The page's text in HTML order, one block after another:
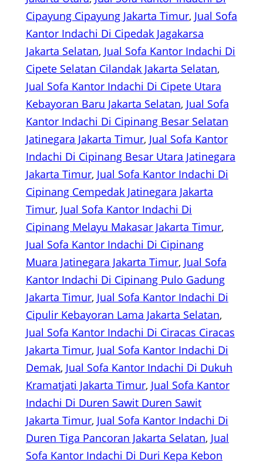
Cipayung Cipayung Jakarta Timur, Jual Sofa
Kantor Indachi Di Cipedak Jagakarsa
Jakarta Selatan, Jual Sofa Kantor Indachi Di
Cipete Selatan Cilandak Jakarta Selatan
Jual Sofa Kantor Indachi Di Cipete Utara
Kebayoran Baru Jakarta Selatan, Jual Sofa
Kantor Indachi Di Cipinang Besar Selatan
Jatinegara Jakarta Timur, Jual Sofa Kantor
Indachi Di Cipinang Besar Utara Jatinegara
Jakarta Timur, Jual Sofa Kantor Indachi Di
Cipinang Cempedak Jatinegara Jakarta
Timur, Jual Sofa Kantor Indachi Di
Cipinang Melayu Makasar Jakarta Timur
Jual Sofa Kantor Indachi Di Cipinang
Muara Jatinegara Jakarta Timur, Jual Sofa
Kantor Indachi Di Cipinang Pulo Gadung
Jakarta Timur, Jual Sofa Kantor Indachi Di
Cipulir Kebayoran Lama Jakarta Selatan
Jual Sofa Kantor Indachi Di Ciracas Ciracas
Jakarta Timur, Jual Sofa Kantor Indachi Di
Demak, Jual Sofa Kantor Indachi Di Dukuh
Kramatjati Jakarta Timur, Jual Sofa Kantor
Indachi Di Duren Sawit Duren Sawit
Jakarta Timur, Jual Sofa Kantor Indachi Di
Duren Tiga Pancoran Jakarta Selatan, Jual
Sofa Kantor Indachi Di Duri Kepa Kebon